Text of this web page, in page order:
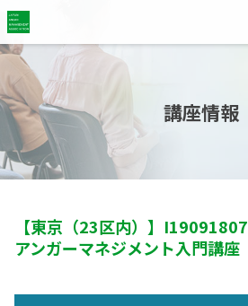
講座情報
【東京（23区内）】 I19091807
アンガーマネジメント入門講座